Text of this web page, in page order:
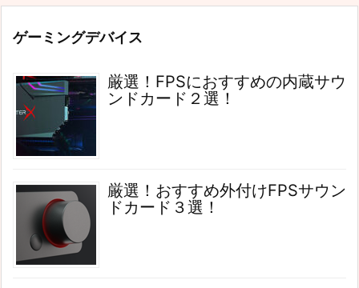
ゲーミングデバイス
厳選！FPSにおすすめの内蔵サウ
ンドカード２選！
厳選！おすすめ外付けFPSサウン
ドカード３選！